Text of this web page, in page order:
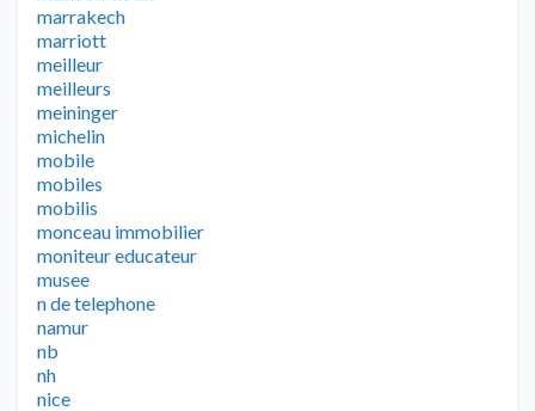
marrakech
marriott
meilleur
meilleurs
meininger
michelin
mobile
mobiles
mobilis
monceau immobilier
moniteur educateur
musee
n de telephone
namur
nb
nh
nice